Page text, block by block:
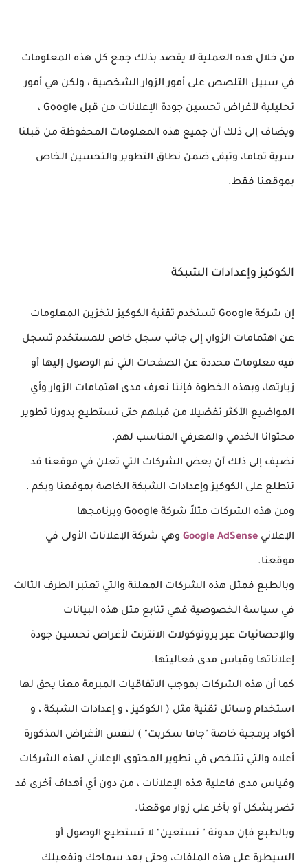
من خلال هذه العملية لا يقصد بذلك جمع كل هذه المعلومات
في سبيل التلصص على أمور الزوار الشخصية ، ولكن هي أمور
تحليلية لأغراض تحسين جودة الإعلانات من قبل Google ،
ويضاف إلى ذلك أن جميع هذه المعلومات المحفوظة من قبلنا
سرية تماما، وتبقى ضمن نطاق التطوير والتحسين الخاص
بموقعنا فقط.
الكوكيز وإعدادات الشبكة
إن شركة Google تستخدم تقنية الكوكيز لتخزين المعلومات
عن اهتمامات الزوار، إلى جانب سجل خاص للمستخدم تسجل
فيه معلومات محددة عن الصفحات التي تم الوصول إليها أو
زيارتها، وبهذه الخطوة فإننا نعرف مدى اهتمامات الزوار وأي
المواضيع الأكثر تفضيلا من قبلهم حتى نستطيع بدورنا تطوير
محتوانا الخدمي والمعرفي المناسب لهم.
نضيف إلى ذلك أن بعض الشركات التي تعلن في موقعنا قد
تتطلع على الكوكيز وإعدادات الشبكة الخاصة بموقعنا وبكم ،
ومن هذه الشركات مثلاً شركة Google وبرنامجها
الإعلاني Google AdSense وهي شركة الإعلانات الأولى في
موقعنا.
وبالطبع فمثل هذه الشركات المعلنة والتي تعتبر الطرف الثالث
في سياسة الخصوصية فهي تتابع مثل هذه البيانات
والإحصائيات عبر بروتوكولات الانترنت لأغراض تحسين جودة
إعلاناتها وقياس مدى فعاليتها.
كما أن هذه الشركات بموجب الاتفاقيات المبرمة معنا يحق لها
استخدام وسائل تقنية مثل ( الكوكيز ، و إعدادات الشبكة ، و
أكواد برمجية خاصة "جافا سكربت" ) لنفس الأغراض المذكورة
أعلاه والتي تتلخص في تطوير المحتوى الإعلاني لهذه الشركات
وقياس مدى فاعلية هذه الإعلانات ، من دون أي أهداف أخرى قد
تضر بشكل أو بآخر على زوار موقعنا.
وبالطبع فإن مدونة " نستعين" لا تستطيع الوصول أو
السيطرة على هذه الملفات، وحتى بعد سماحك وتفعيلك